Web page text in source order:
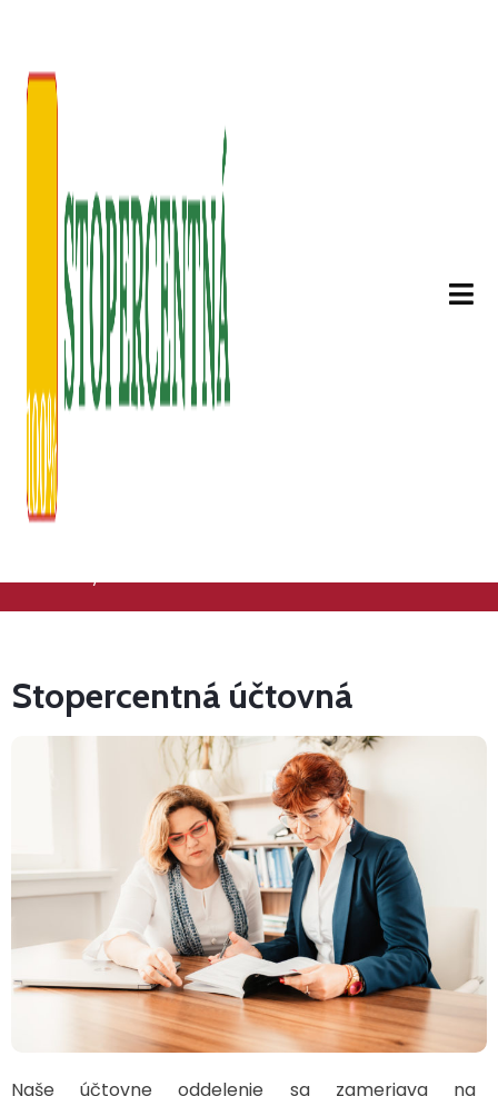
Ponúkame
Daňové konzultácie
Viac informácií
Poskytujeme komplexné účtovné a daňové
služby pre klientov.
Stopercentná účtovná
Naše účtovne oddelenie sa zameriava na